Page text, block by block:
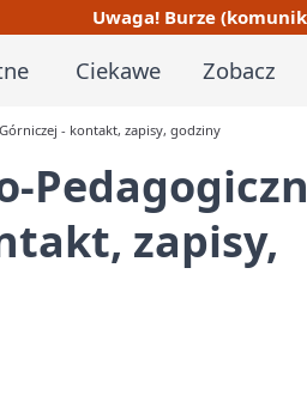
Uwaga! Burze
Ciekawe Zobacz
- kontakt, zapisy, godziny
zapisy,